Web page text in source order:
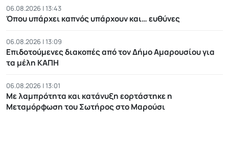
06.08.2026 | 13:43
Όπου υπάρχει καπνός υπάρχουν και… ευθύνες
06.08.2026 | 13:09
Επιδοτούμενες διακοπές από τον Δήμο Αμαρουσίου για
τα μέλη ΚΑΠΗ
06.08.2026 | 13:01
Με λαμπρότητα και κατάνυξη εορτάστηκε η
Μεταμόρφωση του Σωτήρος στο Μαρούσι